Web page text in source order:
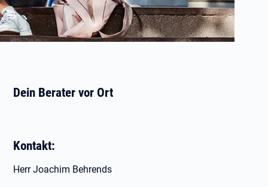
Dein Berater vor Ort
Kontakt:
Herr Joachim Behrends